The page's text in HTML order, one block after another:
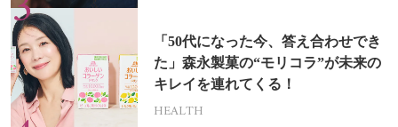
「50代になった今、答え合わせでき
た」森永製菓の“モリコラ”が未来の
キレイを連れてくる！
HEALTH